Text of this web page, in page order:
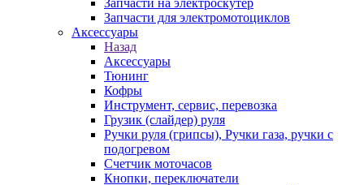
Запчасти на электроскутер
Запчасти для электромотоциклов
Аксессуары
Назад
Аксессуары
Тюнинг
Кофры
Инструмент, сервис, перевозка
Грузик (слайдер) руля
Ручки руля (грипсы), Ручки газа, ручки с
подогревом
Счетчик моточасов
Кнопки, переключатели